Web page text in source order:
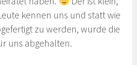
kennen uns und statt wie
zu werden, wurde die
uns abgehalten.